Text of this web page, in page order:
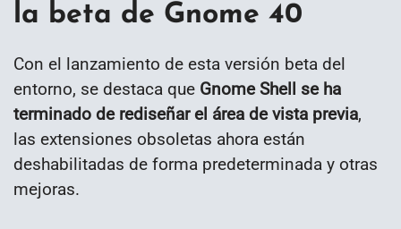
la beta de Gnome 40
Con el lanzamiento de esta versión beta del
entorno, se destaca que Gnome Shell se ha
terminado de rediseñar el área de vista previa,
las extensiones obsoletas ahora están
deshabilitadas de forma predeterminada y otras
mejoras.